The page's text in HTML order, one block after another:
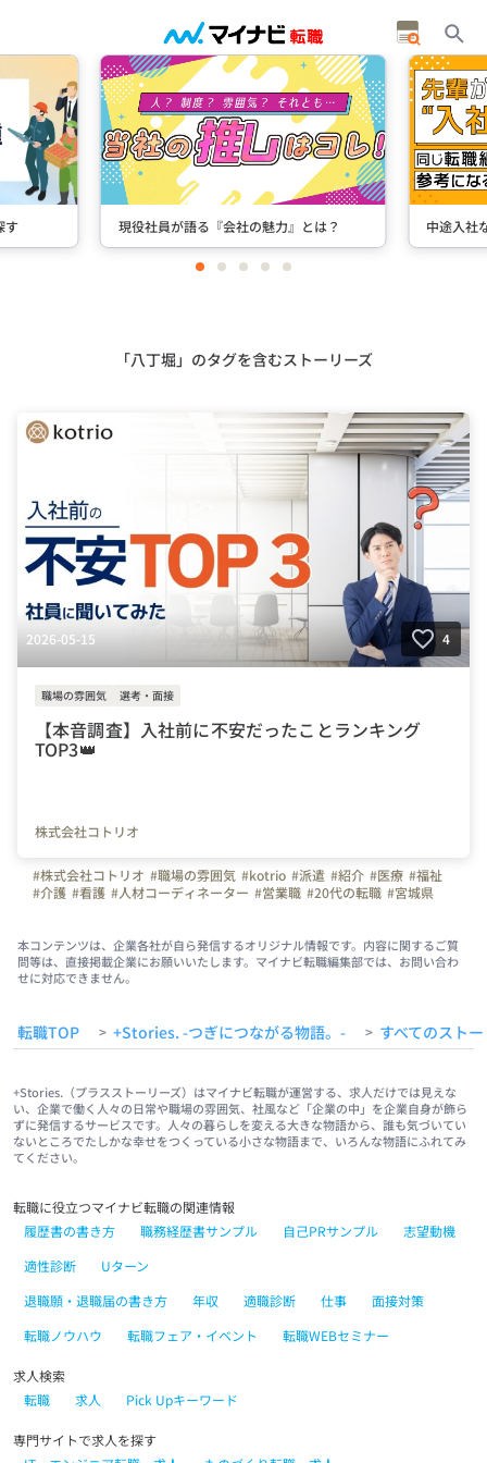
現役社員が語る『会社の魅力』とは？ 中途入社ならではの視点の
itemitemitemitemitem
「八丁堀」のタグを含むストーリーズ
2026-05-15 4
職場の雰囲気 選考・面接
【本音調査】入社前に不安だったことランキング
TOP3👑
株式会社コトリオ
#株式会社コトリオ #職場の雰囲気 #kotrio #派遣 #紹介 #医療 #福祉
#介護 #看護 #人材コーディネーター #営業職 #20代の転職 #宮城県
#福岡県 #熊本県 #鹿児島県 #仙台 #宇都宮 #高崎 #大宮 #千葉 #品川
#横浜 #松本 #浜松 #名古屋 #京都 #梅田 #神戸 #奈良 #岡山 #八丁堀
#福岡 #熊本 #天文館
本コンテンツは、企業各社が自ら発信するオリジナル情報です。内容に関するご質
問等は、直接掲載企業にお願いいたします。マイナビ転職編集部では、お問い合わ
せに対応できません。
転職TOP > +Stories. -つぎにつながる物語。- > すべてのスト
+Stories.（プラスストーリーズ）はマイナビ転職が運営する、求人だけでは見えな
い、企業で働く人々の日常や職場の雰囲気、社風など「企業の中」を企業自身が飾ら
ずに発信するサービスです。人々の暮らしを変える大きな物語から、誰も気づいてい
ないところでたしかな幸せをつくっている小さな物語まで、いろんな物語にふれてみ
てください。
転職に役立つマイナビ転職の関連情報
履歴書の書き方
職務経歴書サンプル 自己PRサンプル
志望動機
適性診断
Uターン
退職願・退職届の書き方
年収 適職診断 仕事
面接対策
転職ノウハウ
転職フェア・イベント 転職WEBセミナー
求人検索
転職
求人 Pick Upキーワード
専門サイトで求人を探す